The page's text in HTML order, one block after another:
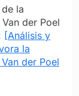
la
der Poel
[Análisis y
la
der Poel